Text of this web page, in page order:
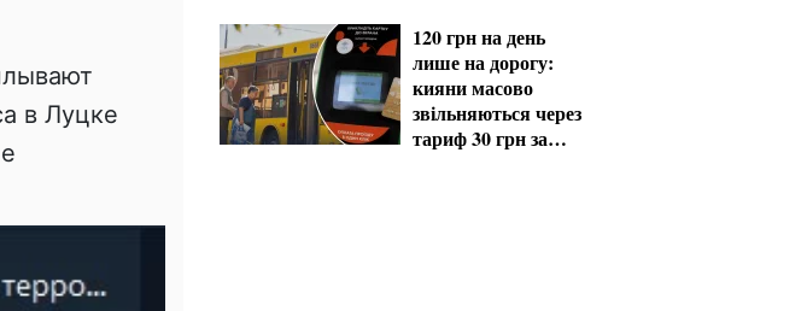
в Луцке
120 грн на день
лише на дорогу:
кияни масово
звільняються через
тариф 30 грн за